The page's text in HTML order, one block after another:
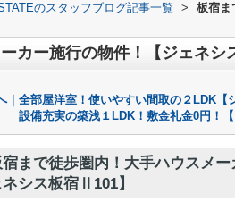
のスタッフブログ記事一覧 >
板宿ま
カー施行の物件！【ジェネシ
全部屋洋室！使いやすい間取の２LDK【
設備充実の築浅１LDK！敷金礼金0円！
まで徒歩圏内！大手ハウスメ
ネシス板宿Ⅱ101】